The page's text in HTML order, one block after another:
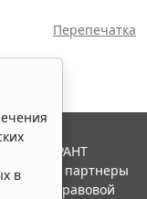
Перепечатка
в
ГАРАНТ
и ее партнеры
правовой